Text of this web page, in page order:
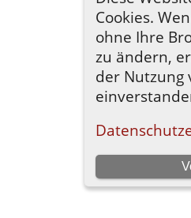
Cookies.
ohne Ihre
zu ändern,
der Nutzung